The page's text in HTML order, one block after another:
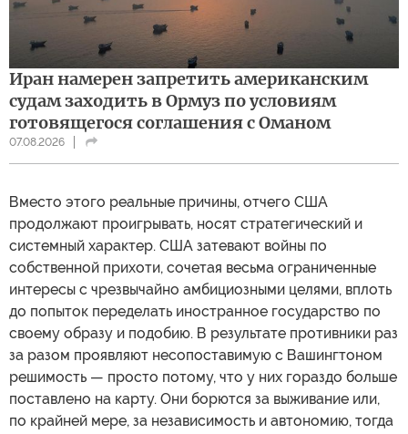
Иран намерен запретить американским
судам заходить в Ормуз по условиям
готовящегося соглашения с Оманом
07.08.2026
Вместо этого реальные причины, отчего США
продолжают проигрывать, носят стратегический и
системный характер. США затевают войны по
собственной прихоти, сочетая весьма ограниченные
интересы с чрезвычайно амбициозными целями, вплоть
до попыток переделать иностранное государство по
своему образу и подобию. В результате противники раз
за разом проявляют несопоставимую с Вашингтоном
решимость — просто потому, что у них гораздо больше
поставлено на карту. Они борются за выживание или,
по крайней мере, за независимость и автономию, тогда